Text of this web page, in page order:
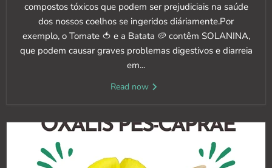
compostos tóxicos que podem ser prejudiciais na saúde
dos nossos coelhos se ingeridos diáriamente.Por
exemplo, o Tomate 🍅 e a Batata 🥔 contêm SOLANINA,
que podem causar graves problemas digestivos e diarreia
em...
Read now